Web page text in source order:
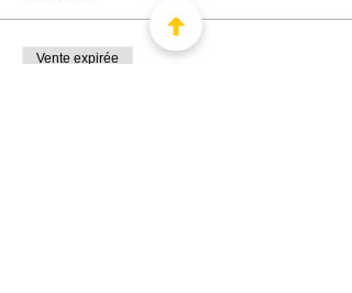
Vente expirée